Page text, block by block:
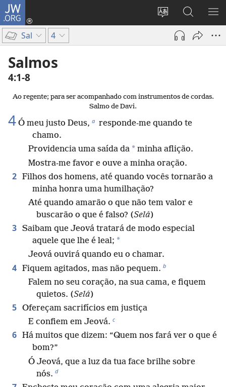
JW.ORG
Mudar
idioma
Log
Buscar
no
JW.ORG
Sal 4
Salmos
4:1-8
Ao regente; para ser acompanhado com instrumentos de cordas.
Salmo de Davi.
4 Ó meu justo Deus, a responde-me quando te
chamo.
Providencia uma saída da * minha aflição.
Mostra-me favor e ouve a minha oração.
2 Filhos dos homens, até quando vocês tornarão a
minha honra uma humilhação?
Até quando amarão o que não tem valor e
buscarão o que é falso? (Selá)
3 Saibam que Jeová tratará de modo especial
aquele que lhe é leal; *
Jeová ouvirá quando eu o chamar.
4 Fiquem agitados, mas não pequem. b
Falem no seu coração, na sua cama, e fiquem
quietos. (Selá)
5 Ofereçam sacrifícios em justiça
E confiem em Jeová. c
6 Há muitos que dizem: “Quem nos fará ver o que é
bom?”
Ó Jeová, que a luz da tua face brilhe sobre
nós. d